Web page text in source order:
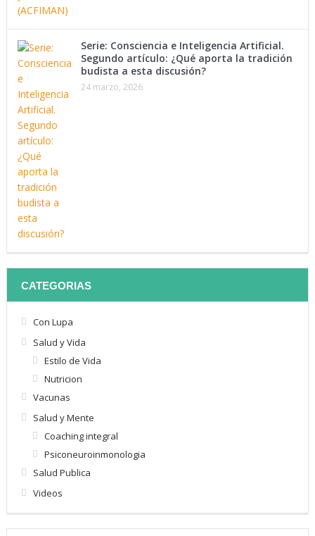
Serie: Consciencia e Inteligencia Artificial.
Segundo artículo: ¿Qué aporta la tradición
budista a esta discusión?
24 marzo, 2026
CATEGORIAS
Con Lupa
Salud y Vida
Estilo de Vida
Nutricion
Vacunas
Salud y Mente
Coaching integral
Psiconeuroinmonologia
Salud Publica
Videos